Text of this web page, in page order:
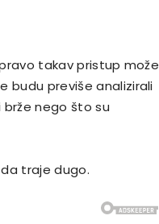
takav pristup može
budu previše analizirali
nego što su
traje dugo.